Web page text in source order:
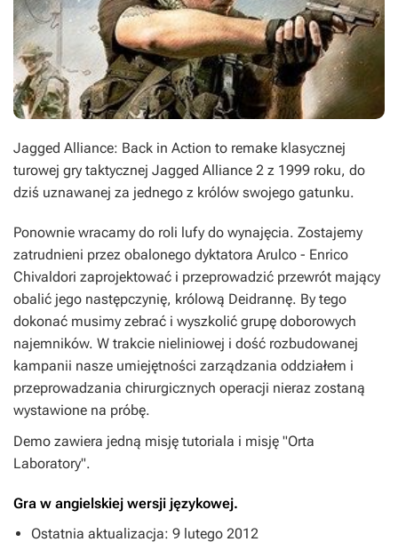
Jagged Alliance: Back in Action to remake klasycznej
turowej gry taktycznej Jagged Alliance 2 z 1999 roku, do
dziś uznawanej za jednego z królów swojego gatunku.
Ponownie wracamy do roli lufy do wynajęcia. Zostajemy
zatrudnieni przez obalonego dyktatora Arulco - Enrico
Chivaldori zaprojektować i przeprowadzić przewrót mający
obalić jego następczynię, królową Deidrannę. By tego
dokonać musimy zebrać i wyszkolić grupę doborowych
najemników. W trakcie nieliniowej i dość rozbudowanej
kampanii nasze umiejętności zarządzania oddziałem i
przeprowadzania chirurgicznych operacji nieraz zostaną
wystawione na próbę.
Demo zawiera jedną misję tutoriala i misję "Orta
Laboratory".
Gra w angielskiej wersji językowej.
Ostatnia aktualizacja: 9 lutego 2012